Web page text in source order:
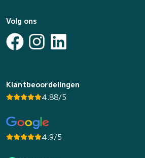
Volg ons
Klantbeoordelingen
4.88/5
4.9/5